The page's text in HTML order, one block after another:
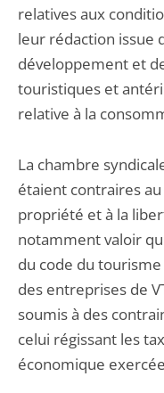
relatives aux
leur rédaction issue
développement et
touristiques et
relative à la
La chambre
étaient contraires
propriété et à la
notamment valoir
du code du
des entreprises de
soumis à des
celui régissant les
économique